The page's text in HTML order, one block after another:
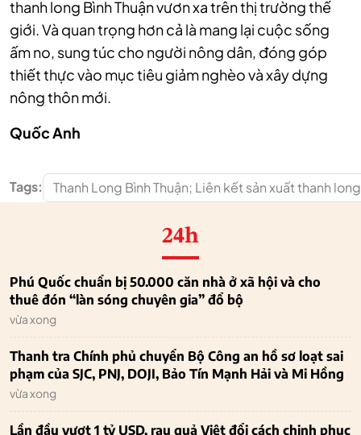
thanh long Bình Thuận vươn xa trên thị trường thế
giới. Và quan trọng hơn cả là mang lại cuộc sống
ấm no, sung túc cho người nông dân, đóng góp
thiết thực vào mục tiêu giảm nghèo và xây dựng
nông thôn mới.
Quốc Anh
Tags: Thanh Long Bình Thuận; Liên kết sản xuất thanh
24h
Phú Quốc chuẩn bị 50.000 căn nhà ở xã hội và cho
thuê đón “làn sóng chuyên gia” đổ bộ
vừa xong
Thanh tra Chính phủ chuyển Bộ Công an hồ sơ loạt sai
phạm của SJC, PNJ, DOJI, Bảo Tín Mạnh Hải và Mi Hồng
vừa xong
Lần đầu vượt 1 tỷ USD, rau quả Việt đổi cách chinh phục